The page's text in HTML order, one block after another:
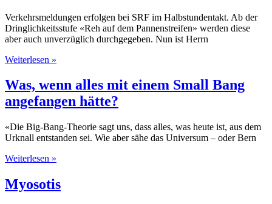
Verkehrsmeldungen erfolgen bei SRF im Halbstundentakt. Ab der
Dringlichkeits­stufe «Reh auf dem Pannenstreifen» werden diese
aber auch unverzüglich durch­gegeben. Nun ist Herrn
Weiterlesen »
Was, wenn alles mit einem Small Bang
angefangen hätte?
«Die Big-Bang-Theorie sagt uns, dass alles, was heute ist, aus dem
Urknall entstanden sei. Wie aber sähe das Universum – oder Bern
Weiterlesen »
Myosotis